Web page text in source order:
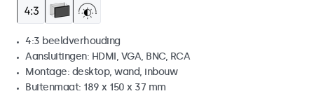
4:3 beeldverhouding
Aansluitingen: HDMI, VGA, BNC, RCA
Montage: desktop, wand, inbouw
Buitenmaat: 189 x 150 x 37 mm